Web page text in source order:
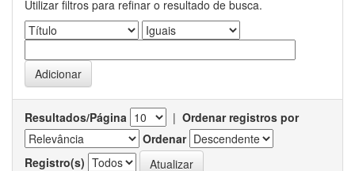
Utilizar filtros para refinar o resultado de busca.
Resultados/Página | Ordenar registros por
Ordenar
Registro(s)